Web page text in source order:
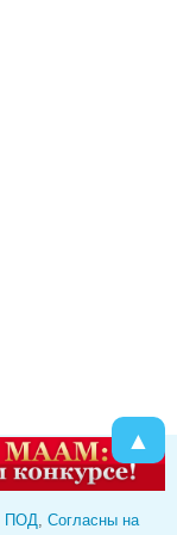
▲
ПОД, Согласны на